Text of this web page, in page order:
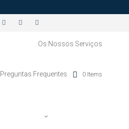
Os Nossos Serviços
Preguntas Frequentes 0 Items